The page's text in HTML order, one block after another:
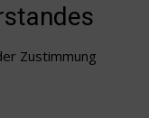
Zustimmung